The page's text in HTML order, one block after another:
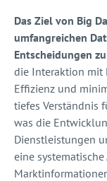
Das Ziel von Big
umfangreichen
Entscheidungen
die Interaktion mit
Effizienz und
tiefes Verständnis
was die
Dienstleistungen
eine